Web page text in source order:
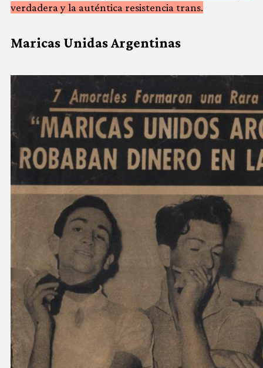
verdadera y la auténtica resistencia trans.
Maricas Unidas Argentinas